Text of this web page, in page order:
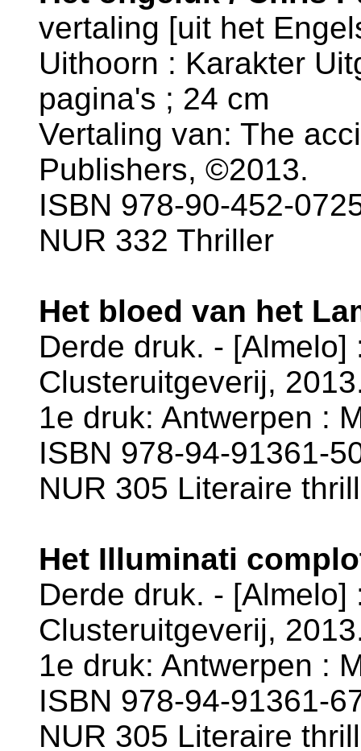
vertaling [uit het
Uithoorn : Karakter
pagina's ; 24 cm
Vertaling van: The
Publishers, ©2013.
ISBN 978-90-452-
NUR 332 Thriller
Het bloed van het
Derde druk. - [Almelo]
Clusteruitgeverij,
1e druk: Antwerpen :
ISBN 978-94-91361-
NUR 305 Literaire
Het Illuminati
Derde druk. - [Almelo]
Clusteruitgeverij,
1e druk: Antwerpen :
ISBN 978-94-91361-
NUR 305 Literaire